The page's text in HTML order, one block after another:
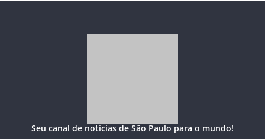
Seu canal de notícias de São Paulo para o mundo!